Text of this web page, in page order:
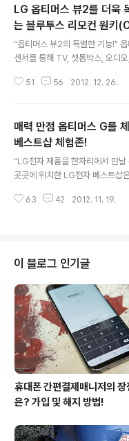
LG 옵티머스 뷰2를 더욱
는 블루투스 리모컨 원키
"옵티머스 뷰2의 특별한 기능!"
센서를 통해 TV, 셋톱박스, 오디
있다. 하지만 여기서 끝이 아니다.
용 올인원 리모컨!" 원키는 블루투
뷰2를 무선으로 조작하게끔 도와
동차나 카메라도 아닌 스마트폰에
가? 라는 의문도 들었지만 막상
다. 하지만 별매품이다 보니 인터
비스센터에서 구입하여야 한다.
51 56 2012. 12. 26.
매력 만점 옵티머스 G를
베스트샵 체험존!
"LG전자 제품을 한자리에서 만날
곳곳에 위치한 LG전자 베스트샵
통해 공개된 최신 가전제품을 누구
가득!" 오늘 방문한 곳은 영등포
트샵 문래점이다. 입구를 들어서
컨, 세탁기, 청소기 등 백색가전의
흥미로운 사실은 입구에서부터 남
동선이 극명하게 갈린다는 것이
마자 곧장 TV와 ..
63 42 2012. 11. 19.
이 블로그 인기글
휴대폰 간편결제매니저의 장
은? 가입 및 해지 방법!